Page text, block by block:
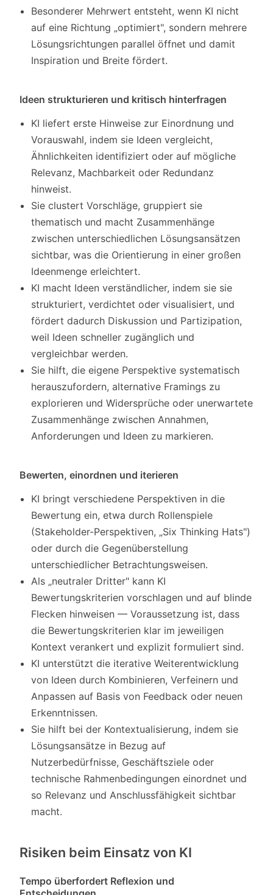
Besonderer Mehrwert entsteht, wenn KI nicht
auf eine Richtung „optimiert", sondern mehrere
Lösungsrichtungen parallel öffnet und damit
Inspiration und Breite fördert.
Ideen strukturieren und kritisch hinterfragen
KI liefert erste Hinweise zur Einordnung und
Vorauswahl, indem sie Ideen vergleicht,
Ähnlichkeiten identifiziert oder auf mögliche
Relevanz, Machbarkeit oder Redundanz
hinweist.
Sie clustert Vorschläge, gruppiert sie
thematisch und macht Zusammenhänge
zwischen unterschiedlichen Lösungsansätzen
sichtbar, was die Orientierung in einer großen
Ideenmenge erleichtert.
KI macht Ideen verständlicher, indem sie sie
strukturiert, verdichtet oder visualisiert, und
fördert dadurch Diskussion und Partizipation,
weil Ideen schneller zugänglich und
vergleichbar werden.
Sie hilft, die eigene Perspektive systematisch
herauszufordern, alternative Framings zu
explorieren und Widersprüche oder unerwartete
Zusammenhänge zwischen Annahmen,
Anforderungen und Ideen zu markieren.
Bewerten, einordnen und iterieren
KI bringt verschiedene Perspektiven in die
Bewertung ein, etwa durch Rollenspiele
(Stakeholder-Perspektiven, „Six Thinking Hats")
oder durch die Gegenüberstellung
unterschiedlicher Betrachtungsweisen.
Als „neutraler Dritter" kann KI
Bewertungskriterien vorschlagen und auf blinde
Flecken hinweisen — Voraussetzung ist, dass
die Bewertungskriterien klar im jeweiligen
Kontext verankert und explizit formuliert sind.
KI unterstützt die iterative Weiterentwicklung
von Ideen durch Kombinieren, Verfeinern und
Anpassen auf Basis von Feedback oder neuen
Erkenntnissen.
Sie hilft bei der Kontextualisierung, indem sie
Lösungsansätze in Bezug auf
Nutzerbedürfnisse, Geschäftsziele oder
technische Rahmenbedingungen einordnet und
so Relevanz und Anschlussfähigkeit sichtbar
macht.
Risiken beim Einsatz von KI
Tempo überfordert Reflexion und